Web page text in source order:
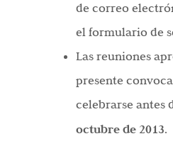
de correo
el formulario de
Las reuniones
presente
celebrarse antes
octubre de 2013.